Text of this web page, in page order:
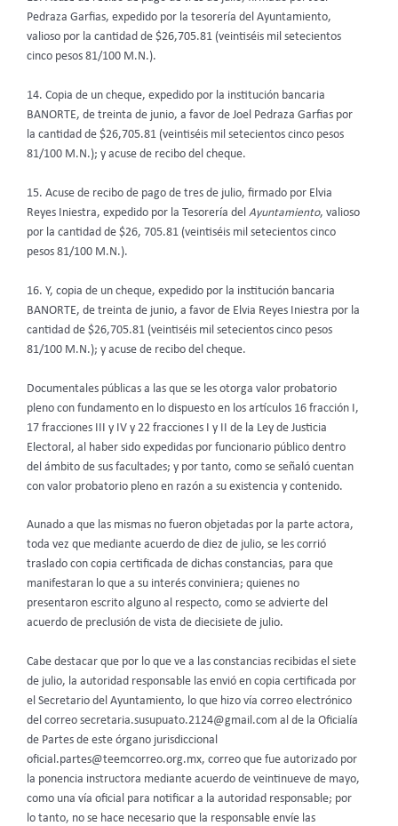
Pedraza Garfias, expedido por la tesorería del Ayuntamiento,
valioso por la cantidad de $26,705.81 (veintiséis mil setecientos
cinco pesos 81/100 M.N.).
14. Copia de un cheque, expedido por la institución bancaria
BANORTE, de treinta de junio, a favor de Joel Pedraza Garfias por
la cantidad de $26,705.81 (veintiséis mil setecientos cinco pesos
81/100 M.N.); y acuse de recibo del cheque.
15. Acuse de recibo de pago de tres de julio, firmado por Elvia
Reyes Iniestra, expedido por la Tesorería del Ayuntamiento, valioso
por la cantidad de $26, 705.81 (veintiséis mil setecientos cinco
pesos 81/100 M.N.).
16. Y, copia de un cheque, expedido por la institución bancaria
BANORTE, de treinta de junio, a favor de Elvia Reyes Iniestra por la
cantidad de $26,705.81 (veintiséis mil setecientos cinco pesos
81/100 M.N.); y acuse de recibo del cheque.
Documentales públicas a las que se les otorga valor probatorio
pleno con fundamento en lo dispuesto en los artículos 16 fracción I,
17 fracciones III y IV y 22 fracciones I y II de la Ley de Justicia
Electoral, al haber sido expedidas por funcionario público dentro
del ámbito de sus facultades; y por tanto, como se señaló cuentan
con valor probatorio pleno en razón a su existencia y contenido.
Aunado a que las mismas no fueron objetadas por la parte actora,
toda vez que mediante acuerdo de diez de julio, se les corrió
traslado con copia certificada de dichas constancias, para que
manifestaran lo que a su interés conviniera; quienes no
presentaron escrito alguno al respecto, como se advierte del
acuerdo de preclusión de vista de diecisiete de julio.
Cabe destacar que por lo que ve a las constancias recibidas el siete
de julio, la autoridad responsable las envió en copia certificada por
el Secretario del Ayuntamiento, lo que hizo vía correo electrónico
del correo secretaria.susupuato.2124@gmail.com al de la Oficialía
de Partes de este órgano jurisdiccional
oficial.partes@teemcorreo.org.mx, correo que fue autorizado por
la ponencia instructora mediante acuerdo de veintinueve de mayo,
como una vía oficial para notificar a la autoridad responsable; por
lo tanto, no se hace necesario que la responsable envíe las